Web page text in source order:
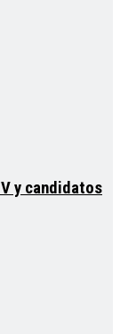
y candidatos